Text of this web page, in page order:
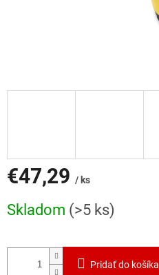
€47,29 / ks
cena:
Skladom (>5 ks)
Pridať do košíka